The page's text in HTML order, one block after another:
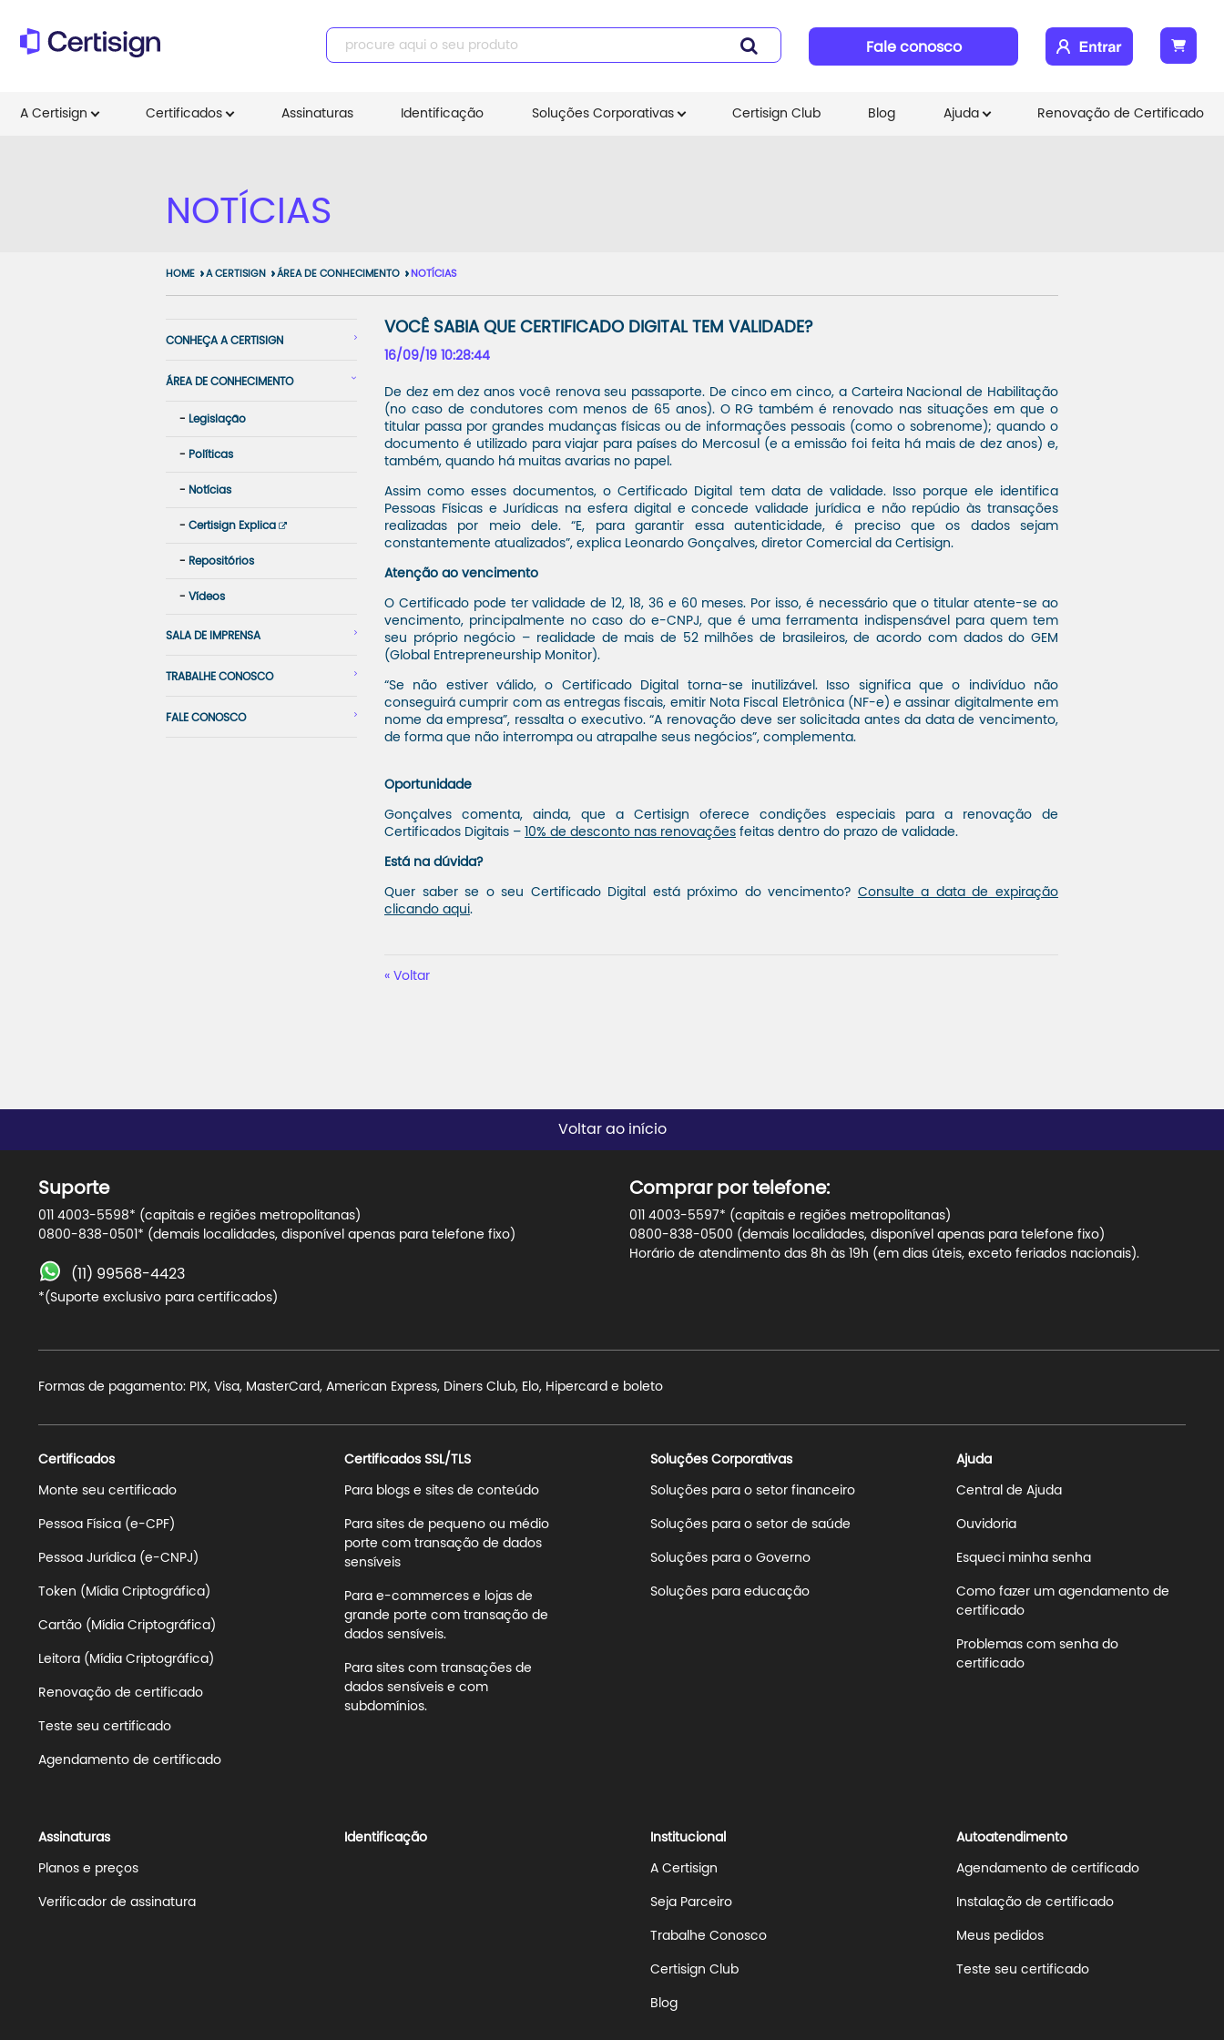
Fale conosco
A Certisign Certificados Assinaturas Identificação Soluções Corporativas Certisign Club Blog Ajuda Renovação de Certificado
NOTÍCIAS
HOME A CERTISIGN ÁREA DE CONHECIMENTO NOTÍCIAS
CONHEÇA A CERTISIGN
ÁREA DE CONHECIMENTO
Legislação
Políticas
Notícias
Certisign Explica
Repositórios
Vídeos
SALA DE IMPRENSA
TRABALHE CONOSCO
FALE CONOSCO
VOCÊ SABIA QUE CERTIFICADO DIGITAL TEM VALIDADE?
16/09/19 10:28:44
De dez em dez anos você renova seu passaporte. De cinco em cinco, a Carteira Nacional de Habilitação
(no caso de condutores com menos de 65 anos). O RG também é renovado nas situações em que o
titular passa por grandes mudanças físicas ou de informações pessoais (como o sobrenome); quando o
documento é utilizado para viajar para países do Mercosul (e a emissão foi feita há mais de dez anos) e,
também, quando há muitas avarias no papel.
Assim como esses documentos, o Certificado Digital tem data de validade. Isso porque ele identifica
Pessoas Físicas e Jurídicas na esfera digital e concede validade jurídica e não repúdio às transações
realizadas por meio dele. “E, para garantir essa autenticidade, é preciso que os dados sejam
constantemente atualizados”, explica Leonardo Gonçalves, diretor Comercial da Certisign.
Atenção ao vencimento
O Certificado pode ter validade de 12, 18, 36 e 60 meses. Por isso, é necessário que o titular atente-se ao
vencimento, principalmente no caso do e-CNPJ, que é uma ferramenta indispensável para quem tem
seu próprio negócio – realidade de mais de 52 milhões de brasileiros, de acordo com dados do GEM
(Global Entrepreneurship Monitor).
“Se não estiver válido, o Certificado Digital torna-se inutilizável. Isso significa que o indivíduo não
conseguirá cumprir com as entregas fiscais, emitir Nota Fiscal Eletrônica (NF-e) e assinar digitalmente em
nome da empresa”, ressalta o executivo. “A renovação deve ser solicitada antes da data de vencimento,
de forma que não interrompa ou atrapalhe seus negócios”, complementa.
Oportunidade
Gonçalves comenta, ainda, que a Certisign oferece condições especiais para a renovação de
Certificados Digitais – 10% de desconto nas renovações feitas dentro do prazo de validade.
Está na dúvida?
Quer saber se o seu Certificado Digital está próximo do vencimento? Consulte a data de expiração
clicando aqui.
Voltar
Voltar ao início
Suporte
011 4003-5598* (capitais e regiões metropolitanas)
0800-838-0501* (demais localidades, disponível apenas para telefone fixo)
(11) 99568-4423
*(Suporte exclusivo para certificados)
Comprar por telefone:
011 4003-5597* (capitais e regiões metropolitanas)
0800-838-0500 (demais localidades, disponível apenas para telefone fixo)
Horário de atendimento das 8h às 19h (em dias úteis, exceto feriados nacionais).
Formas de pagamento: PIX, Visa, MasterCard, American Express, Diners Club, Elo, Hipercard e boleto
Certificados
Monte seu certificado
Pessoa Física (e-CPF)
Pessoa Jurídica (e-CNPJ)
Token (Mídia Criptográfica)
Cartão (Mídia Criptográfica)
Leitora (Mídia Criptográfica)
Renovação de certificado
Teste seu certificado
Agendamento de certificado
Certificados SSL/TLS
Para blogs e sites de conteúdo
Para sites de pequeno ou médio
porte com transação de dados
sensíveis
Para e-commerces e lojas de
grande porte com transação de
dados sensíveis.
Para sites com transações de
dados sensíveis e com
subdomínios.
Soluções Corporativas
Soluções para o setor financeiro
Soluções para o setor de saúde
Soluções para o Governo
Soluções para educação
Ajuda
Central de Ajuda
Ouvidoria
Esqueci minha senha
Como fazer um agendamento de
certificado
Problemas com senha do
certificado
Assinaturas
Planos e preços
Verificador de assinatura
Identificação Institucional
A Certisign
Seja Parceiro
Trabalhe Conosco
Certisign Club
Blog
Autoatendimento
Agendamento de certificado
Instalação de certificado
Meus pedidos
Teste seu certificado